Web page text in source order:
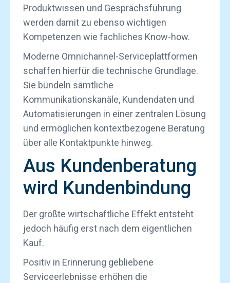
Produktwissen und Gesprächsführung
werden damit zu ebenso wichtigen
Kompetenzen wie fachliches Know-how.
Moderne Omnichannel-Serviceplattformen
schaffen hierfür die technische Grundlage.
Sie bündeln sämtliche
Kommunikationskanäle, Kundendaten und
Automatisierungen in einer zentralen Lösung
und ermöglichen kontextbezogene Beratung
über alle Kontaktpunkte hinweg.
Aus Kundenberatung
wird Kundenbindung
Der größte wirtschaftliche Effekt entsteht
jedoch häufig erst nach dem eigentlichen
Kauf.
Positiv in Erinnerung gebliebene
Serviceerlebnisse erhöhen die